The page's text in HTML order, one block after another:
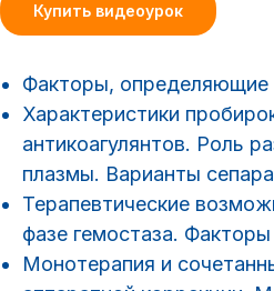
Купить видеоурок
Факторы, определяющие
Характеристики
антикоагулянтов. Роль
плазмы. Варианты
Терапевтические
фазе гемостаза. Факторы
Монотерапия и